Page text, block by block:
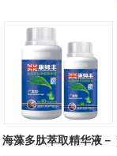
海藻多肽萃取精华液－